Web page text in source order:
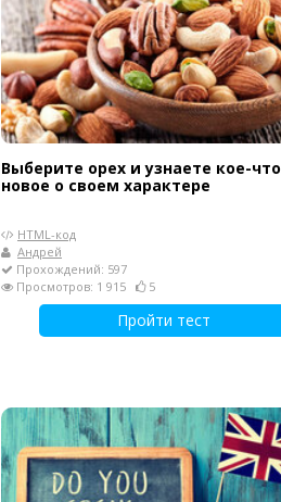
Выберите орех и узнаете кое-что
новое о своем характере
HTML-код
Андрей
Прохождений: 597
Просмотров: 1 915
5
Пройти тест